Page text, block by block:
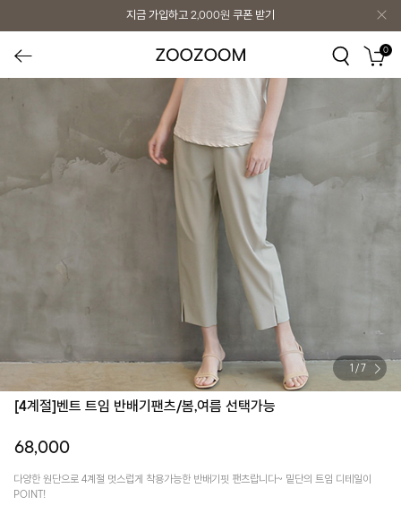
지금 가입하고 2,000원 쿠폰 받기
0
/ 7
[4계절]벤트 트임 반배기팬츠/봄,여름 선택가능
68,000
다양한 원단으로 4계절 멋스럽게 착용가능한 반배기핏 팬츠랍니다~ 밑단의 트임 디테일이
POINT!